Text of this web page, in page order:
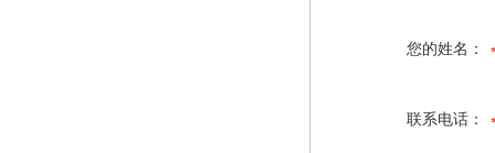
您的姓名：
联系电话：